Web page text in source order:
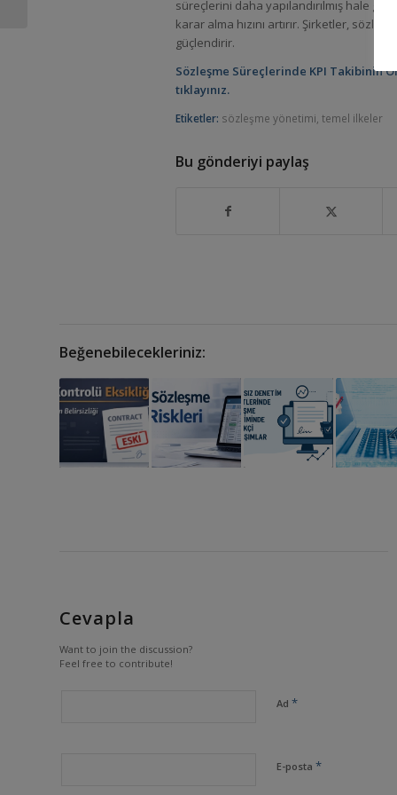
süreçlerini daha yapılandırılmış hale
karar alma hızını artırır. Şirketler,
güçlendirir.
Sözleşme Süreçlerinde KPI Takibinin
tıklayınız.
Etiketler: sözleşme yönetimi temel ilkeler
Bu gönderiyi paylaş
Beğenebilecekleriniz:
Cevapla
Want to join the discussion?
Feel free to contribute!
Ad *
E-posta *